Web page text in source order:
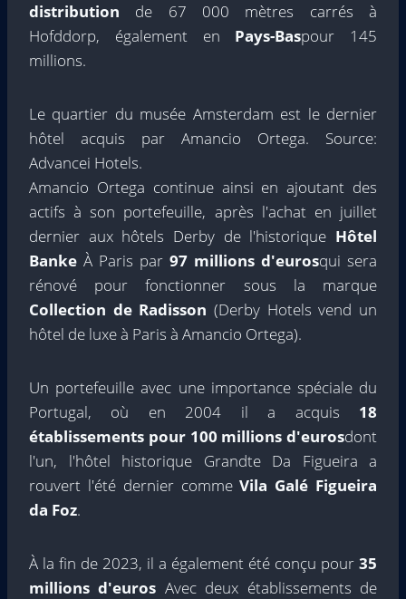
distribution de 67 000 mètres carrés à
Hofddorp, également en Pays-Baspour 145
millions.
Le quartier du musée Amsterdam est le dernier
hôtel acquis par Amancio Ortega. Source:
Advancei Hotels.
Amancio Ortega continue ainsi en ajoutant des
actifs à son portefeuille, après l'achat en juillet
dernier aux hôtels Derby de l'historique Hôtel
Banke À Paris par 97 millions d'eurosqui sera
rénové pour fonctionner sous la marque
Collection de Radisson (Derby Hotels vend un
hôtel de luxe à Paris à Amancio Ortega).
Un portefeuille avec une importance spéciale du
Portugal, où en 2004 il a acquis 18
établissements pour 100 millions d'eurosdont
l'un, l'hôtel historique Grandte Da Figueira a
rouvert l'été dernier commeVila Galé Figueira
da Foz.
À la fin de 2023, il a également été conçu pour 35
millions d'euros Avec deux établissements de